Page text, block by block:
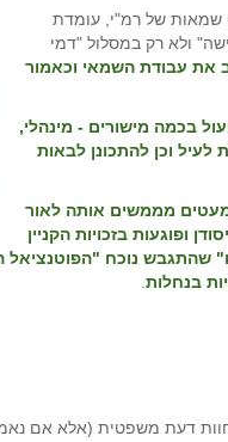
שמאות של רמ"י, עומדת
ולא רק במסלול "דמי
את עבודת השמאי וכאמור
בכמה מישורים - מינהלי,
וכן להתכונן לבאות
מעטים מממשים אותה לאור
ופוגעות בזכויות הקניין
שהתגבש נוכח
בנחלות
דעת משפטית (אלא אם